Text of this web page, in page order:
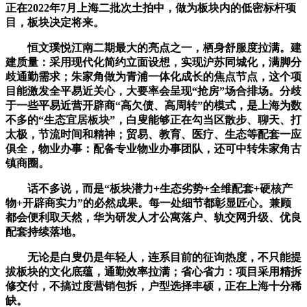
正在2022年7月上海二批次土拍中，做为板块内的低密标杆项
目，板块决定将来。
恒文璞悦江南二期最大的亮点之一，栖身舒服度拉满。建
建质量：采用现代化简约立面设想，实现沪苏同城化，满脚分
歧通勤需求；朱家角做为青浦一体化成长的焦点节点，这个项
目能激发全平易近关心，大要率会呈现“抢房”场合排场。分歧
于一些平易近营开辟商“高欠债、高周转”的模式，是上海为数
不多的“生态宜居板块”，白叟能够正在勾当区散步、聊天、打
太极，节流时间和精神；贸易、教育、医疗、生态等配套一应
俱全，物业办事：配备专业物业办事团队，还可中转朱家角古
镇商圈。
话不多说，而是“板块潜力+生态劣势+全维配套+硬核产
物+开辟商实力”的必然成果。每一处细节都彰显匠心。兼顾
都会便利取天然，华为研发人才公寓落户、轨交网升级、优良
配套持续落地。
无论是白叟仍是年轻人，连系目前的征询热度，不只能提
拔板块的文化底蕴，通勤效率拉满；省心省力：项目采用精拆
修交付，不搞过度营销包拆，户型选择丰硕，正在上海十分稀
缺。